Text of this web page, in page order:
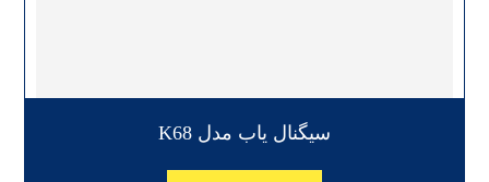
سیگنال یاب مدل K68